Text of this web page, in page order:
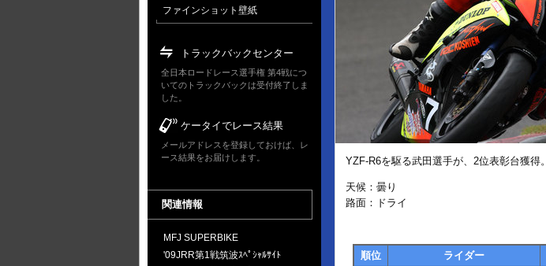
YZF-R6を駆る武田選手が、2位表彰台獲得。
天候：曇り
路面：ドライ
順位 ライダー
ファインショット壁紙
トラックバックセンター
全日本ロードレース選手権 第4戦につ
いてのトラックバックは受付終了しま
した。
ケータイでレース結果
メールアドレスを登録しておけば、レ
ース結果をお届けします。
関連情報
MFJ SUPERBIKE
'09JRR第1戦筑波ｽﾍﾟｼｬﾙｻｲﾄ